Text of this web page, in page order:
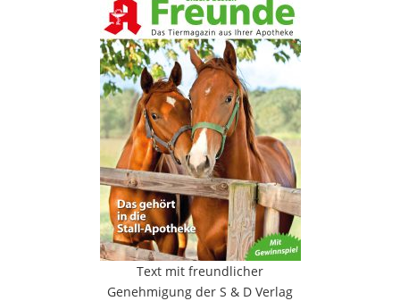
Text mit freundlicher
Genehmigung der S & D Verlag